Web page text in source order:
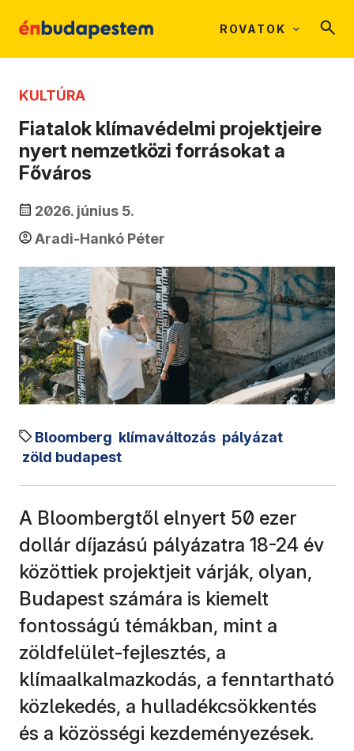
ROVATOK
KULTÚRA
Fiatalok klímavédelmi projektjeire
nyert nemzetközi forrásokat a
Főváros
2026. június 5.
Aradi-Hankó Péter
Bloomberg klímaváltozás pályázat
zöld budapest
A Bloombergtől elnyert 50 ezer
dollár díjazású pályázatra 18-24 év
közöttiek projektjeit várják, olyan,
Budapest számára is kiemelt
fontosságú témákban, mint a
zöldfelület-fejlesztés, a
klímaalkalmazkodás, a fenntartható
közlekedés, a hulladékcsökkentés
és a közösségi kezdeményezések.